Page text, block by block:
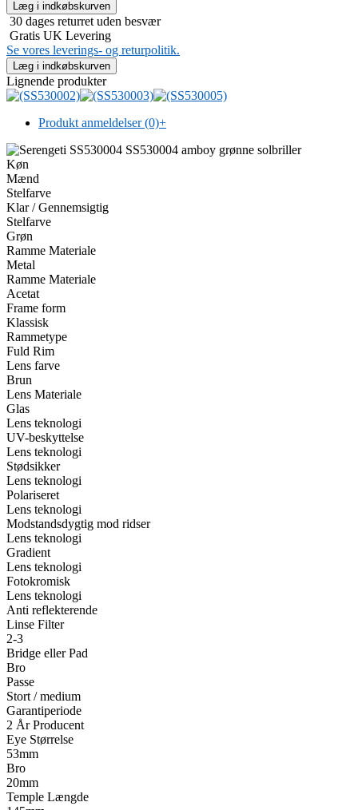
30 dages returret uden besvær
Gratis UK Levering
Se vores leverings- og returpolitik.
Lignende produkter
Produkt anmeldelser (0)+
Køn
Mænd
Stelfarve
Klar / Gennemsigtig
Stelfarve
Grøn
Ramme Materiale
Metal
Ramme Materiale
Acetat
Frame form
Klassisk
Rammetype
Fuld Rim
Lens farve
Brun
Lens Materiale
Glas
Lens teknologi
UV-beskyttelse
Lens teknologi
Stødsikker
Lens teknologi
Polariseret
Lens teknologi
Modstandsdygtig mod ridser
Lens teknologi
Gradient
Lens teknologi
Fotokromisk
Lens teknologi
Anti reflekterende
Linse Filter
2-3
Bridge eller Pad
Bro
Passe
Stort / medium
Garantiperiode
2 År Producent
Eye Størrelse
53mm
Bro
20mm
Temple Længde